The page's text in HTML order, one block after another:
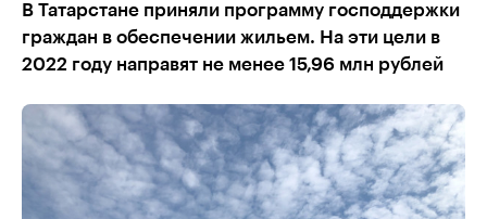
В Татарстане приняли программу господдержки
граждан в обеспечении жильем. На эти цели в
2022 году направят не менее 15,96 млн рублей